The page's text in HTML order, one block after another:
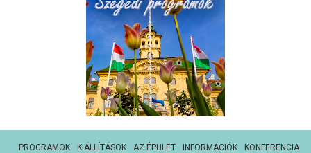
PROGRAMOK KIÁLLÍTÁSOK AZ ÉPÜLET INFORMÁCIÓK KONFERENCIA